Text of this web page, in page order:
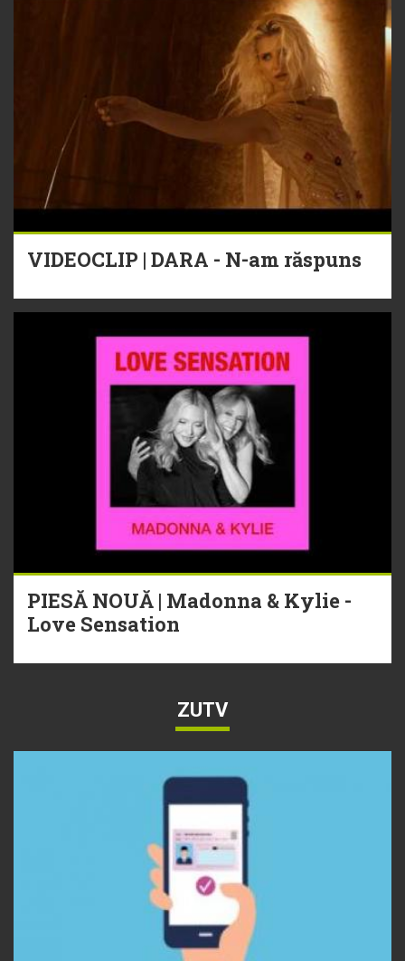
VIDEOCLIP | DARA - N-am răspuns
PIESĂ NOUĂ | Madonna & Kylie -
Love Sensation
ZUTV